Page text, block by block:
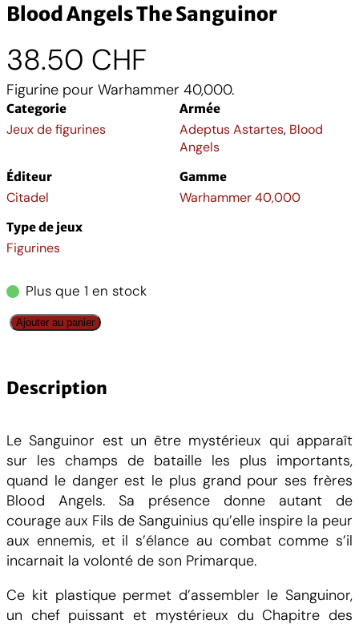
Blood Angels The Sanguinor
38.50 CHF
Figurine pour Warhammer 40,000.
Categorie
Jeux de figurines
Armée
Adeptus Astartes, Blood
Angels
Éditeur
Citadel
Gamme
Warhammer 40,000
Type de jeux
Figurines
Plus que 1 en stock
q
n
t
é
d
e
B
l
o
d
Ajouter au panier
Description
Le Sanguinor est un être mystérieux qui apparaît
sur les champs de bataille les plus importants,
quand le danger est le plus grand pour ses frères
Blood Angels. Sa présence donne autant de
courage aux Fils de Sanguinius qu’elle inspire la peur
aux ennemis, et il s’élance au combat comme s’il
incarnait la volonté de son Primarque.
Ce kit plastique permet d’assembler le Sanguinor,
un chef puissant et mystérieux du Chapitre des